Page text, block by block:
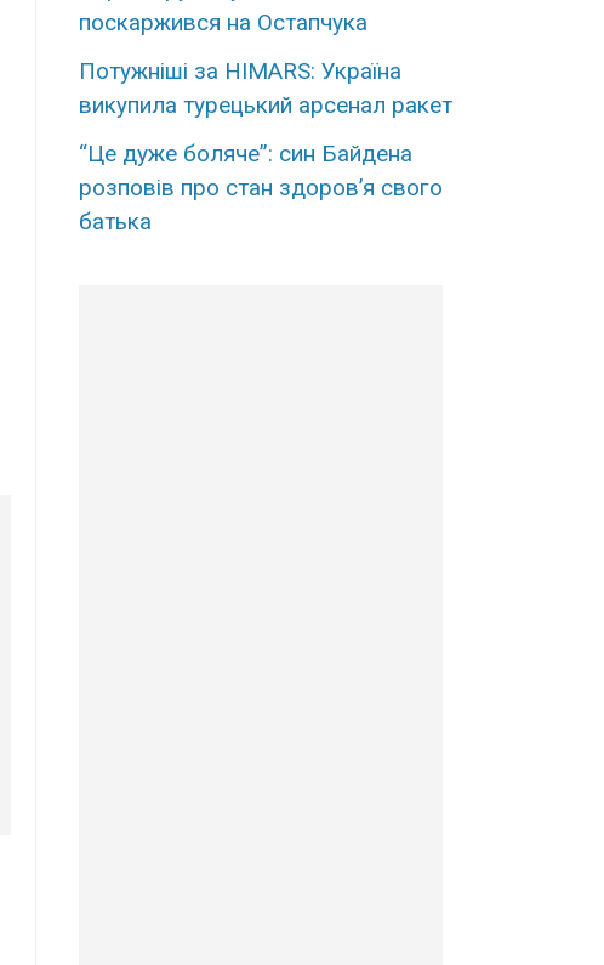
поскаржився на Остапчука
Потужніші за HIMARS: Україна
викупила турецький арсенал ракет
“Це дуже боляче”: син Байдена
розповів про стан здоров’я свого
батька